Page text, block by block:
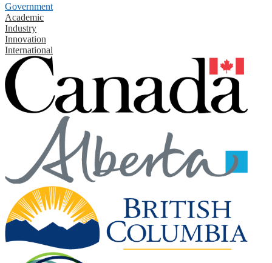
Government
Academic
Industry
Innovation
International